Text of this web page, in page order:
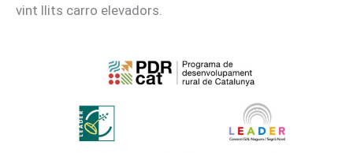
vint llits carro elevadors.